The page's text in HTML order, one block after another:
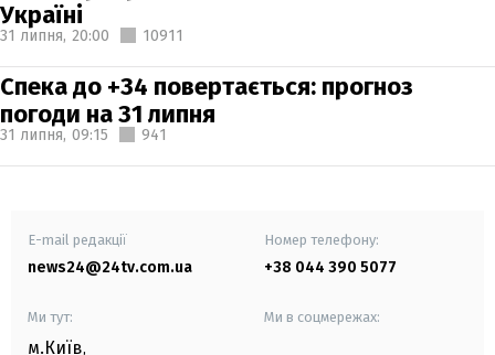
Україні
31 липня, 20:00 10911
Спека до +34 повертається: прогноз
погоди на 31 липня
31 липня, 09:15 941
E-mail редакції
news24@24tv.com.ua
Номер телефону:
+38 044 390 5077
Ми тут:
м.Київ,
Ми в соцмережах: